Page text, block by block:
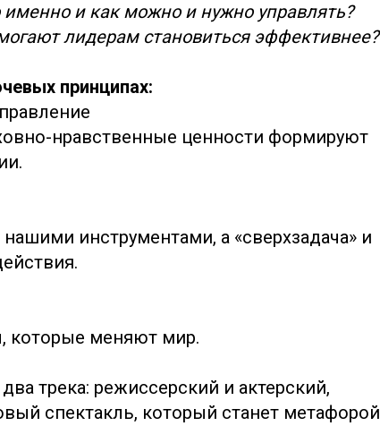
и как можно и нужно управлять?
лидерам становиться эффективнее?
принципах:
нравственные ценности формируют
инструментами, а «сверхзадача» и
которые меняют мир.
трека: режиссерский и актерский,
спектакль, который станет метафорой